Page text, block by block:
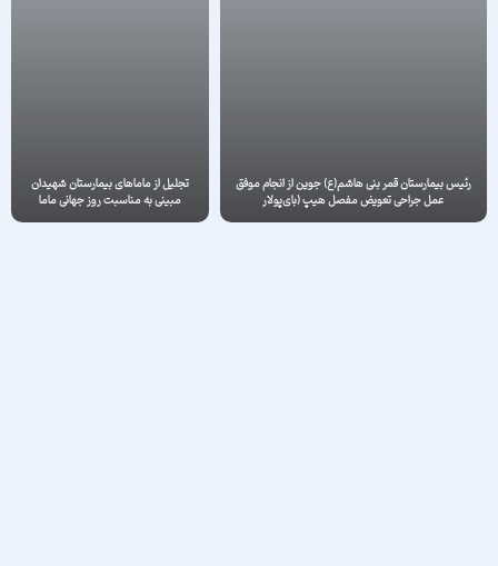
رئیس بیمارستان قمر بنی هاشم(ع) جوین از انجام موفق
عمل جراحی تعویض مفصل هیپ (بای‌پولار
تجلیل از ماماهای بیمارستان‌ شهیدان
مبینی به مناسبت روز جهانی ماما